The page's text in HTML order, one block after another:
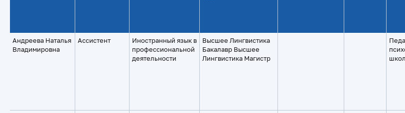
Андреева Наталья
Владимировна
Ассистент
Иностранный язык в
профессиональной
деятельности
Высшее Лингвистика
Бакалавр Высшее
Лингвистика Магистр